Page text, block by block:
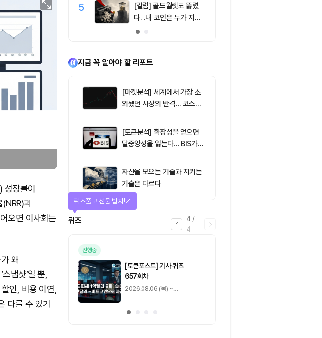
장률이
과
오면 이사회는
왜
냅샷’일 뿐,
인, 비용 이연,
다를 수 있기
5
[칼럼] 콜드월렛도 뚫렸
다…내 코인은 누가 지키
나
지금 꼭 알아야 할 리포트
[마켓분석] 세계에서 가장 소
외됐던 시장의 반격… 코스피
[토큰분석] 확장성을 얻으면
탈중앙성을 잃는다… BIS가
학’
자산을 모으는 기술과 지키는
기술은 다르다
4 /
4
퀴즈
퀴즈풀고 선물 받자!
진행중
[토큰포스트] 기사 퀴즈
657회차
2026.08.06 (목) ~